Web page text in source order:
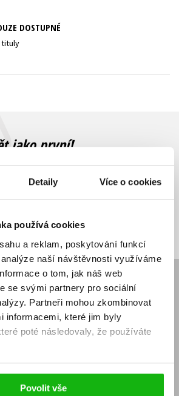
Detaily Více o cookies
používá cookies
a reklam, poskytování funkcí
naší návštěvnosti využíváme
o tom, jak náš web
se svými partnery pro sociální
Partneři mohou zkombinovat
informacemi, které jim byly
poté následovaly, že používáte
Povolit vše
Všechny tituly
DOSTUPNÉ
tituly
jako první!
právě vychází, na jaké zboží je výhodná
ceny? Přihlášením k odběru našich e-
se zpracováním osobních údajů
Přihlásit se
Knižní novinky
Dárkové poukazy
Affiliate program